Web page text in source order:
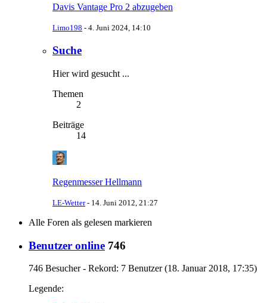
Davis Vantage Pro 2 abzugeben
Limo198 - 4. Juni 2024, 14:10
Suche
Hier wird gesucht ...
Themen
2
Beiträge
14
Regenmesser Hellmann
LE-Wetter- 14. Juni 2012, 21:27
Alle Foren als gelesen markieren
Benutzer online 746
746 Besucher - Rekord: 7 Benutzer (18. Januar 2018, 17:35)
Legende: